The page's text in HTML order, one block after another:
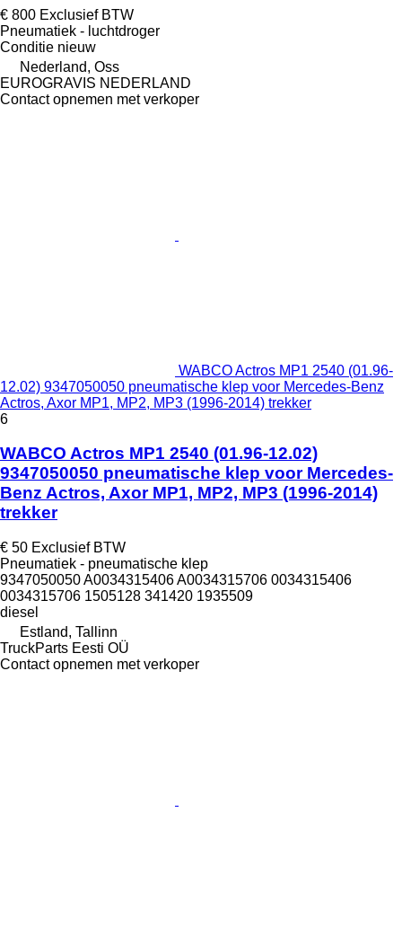
€ 800 Exclusief BTW
Pneumatiek - luchtdroger
Conditie nieuw
Nederland, Oss
EUROGRAVIS NEDERLAND
Contact opnemen met verkoper
WABCO Actros MP1 2540 (01.96-
12.02) 9347050050 pneumatische klep voor Mercedes-Benz
Actros, Axor MP1, MP2, MP3 (1996-2014) trekker
6
WABCO Actros MP1 2540 (01.96-12.02)
9347050050 pneumatische klep voor Mercedes-
Benz Actros, Axor MP1, MP2, MP3 (1996-2014)
trekker
€ 50 Exclusief BTW
Pneumatiek - pneumatische klep
9347050050 A0034315406 A0034315706 0034315406
0034315706 1505128 341420 1935509
diesel
Estland, Tallinn
TruckParts Eesti OÜ
Contact opnemen met verkoper